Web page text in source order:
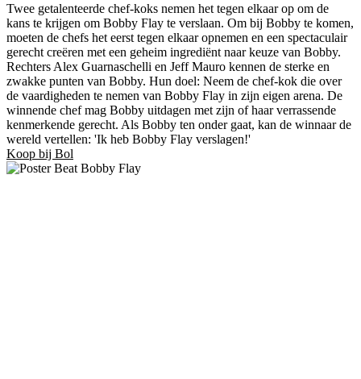
Twee getalenteerde chef-koks nemen het tegen elkaar op om de
kans te krijgen om Bobby Flay te verslaan. Om bij Bobby te komen,
moeten de chefs het eerst tegen elkaar opnemen en een spectaculair
gerecht creëren met een geheim ingrediënt naar keuze van Bobby.
Rechters Alex Guarnaschelli en Jeff Mauro kennen de sterke en
zwakke punten van Bobby. Hun doel: Neem de chef-kok die over
de vaardigheden te nemen van Bobby Flay in zijn eigen arena. De
winnende chef mag Bobby uitdagen met zijn of haar verrassende
kenmerkende gerecht. Als Bobby ten onder gaat, kan de winnaar de
wereld vertellen: 'Ik heb Bobby Flay verslagen!'
Koop bij Bol